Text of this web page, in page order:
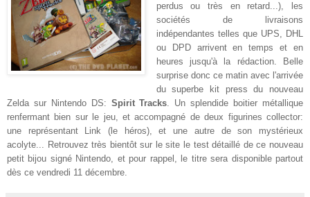
perdus ou très en retard...), les
sociétés de livraisons
indépendantes telles que UPS, DHL
ou DPD arrivent en temps et en
heures jusqu'à la rédaction. Belle
surprise donc ce matin avec l'arrivée
du superbe kit press du nouveau
Zelda sur Nintendo DS: Spirit Tracks. Un splendide boitier métallique
renfermant bien sur le jeu, et accompagné de deux figurines collector:
une représentant Link (le héros), et une autre de son mystérieux
acolyte... Retrouvez très bientôt sur le site le test détaillé de ce nouveau
petit bijou signé Nintendo, et pour rappel, le titre sera disponible partout
dès ce vendredi 11 décembre.